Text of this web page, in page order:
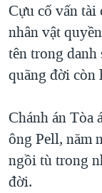
QUAN HỆ VIỆT
Cựu cố vấn tài
nhân vật
tên trong
quãng đời còn
Chánh án Tòa
ông Pell, năm
ngồi tù trong
đời.